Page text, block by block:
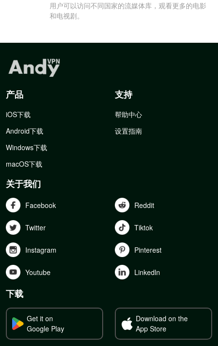
用户可以访问不同国家的流媒体库，观看更多的电影
和电视剧。
产品
iOS下载
Android下载
Windows下载
macOS下载
支持
帮助中心
设置指南
关于我们
Facebook Reddit
Twitter Tiktok
Instagram Pinterest
Youtube Linkedln
下载
Get it on
Google Play
Download on the
App Store